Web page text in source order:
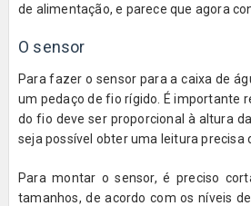
de alimentação, e parece que agora
O sensor
Para fazer o sensor para a caixa de
um pedaço de fio rígido. É importante
do fio deve ser proporcional à altura
seja possível obter uma leitura precisa
Para montar o sensor, é preciso
tamanhos, de acordo com os níveis